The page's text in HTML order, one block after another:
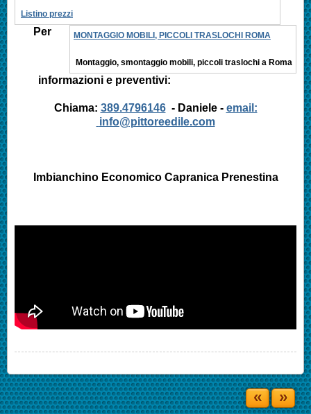
Listino prezzi
MONTAGGIO MOBILI, PICCOLI TRASLOCHI ROMA
Montaggio, smontaggio mobili, piccoli traslochi a Roma
Per
informazioni e preventivi:
Chiama: 389.4796146- Daniele - email:
info@pittoreedile.com
Imbianchino Economico Capranica Prenestina
« »